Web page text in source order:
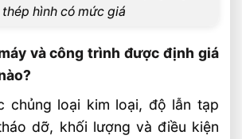
thép hình có mức giá
và công trình được định giá
chủng loại kim loại, độ lẫn tạp
dỡ, khối lượng và điều kiện